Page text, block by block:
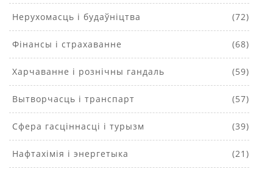
Нерухомасць і будаўніцтва (72)
Фінансы і страхаванне (68)
Харчаванне і рознічны гандаль (59)
Вытворчасць і транспарт (57)
Сфера гасціннасці і турызм (39)
Нафтахімія і энергетыка (21)